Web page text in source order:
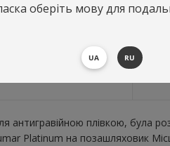
плівкою, була
Platinum на позашляховик
оберіть мову для
UA RU